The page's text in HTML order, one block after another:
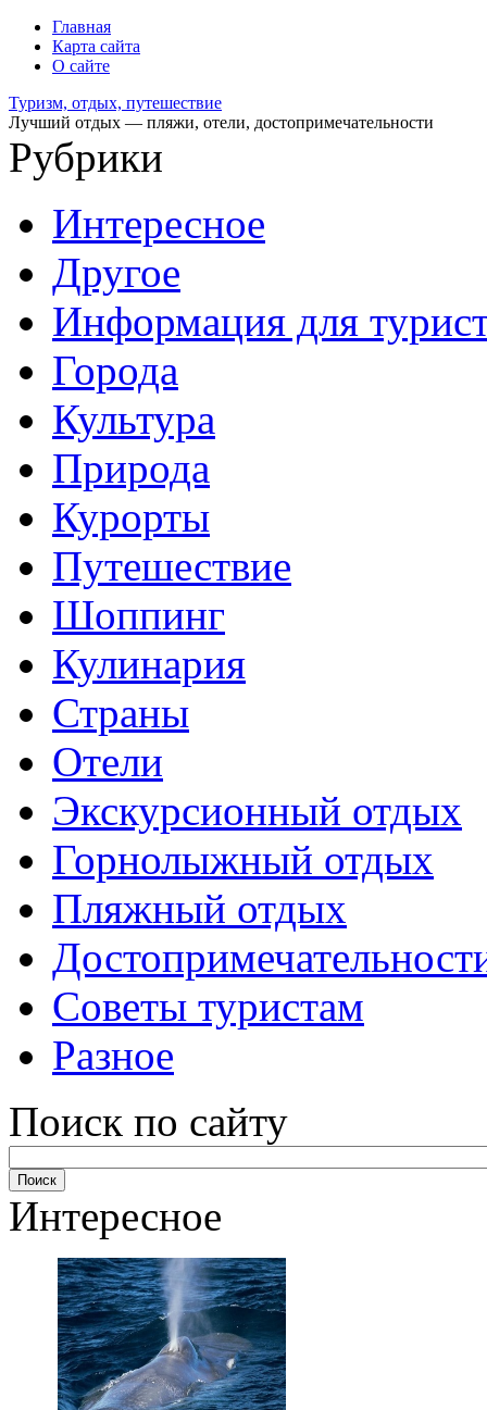
Главная
Карта сайта
О сайте
Туризм, отдых, путешествие
Лучший отдых — пляжи, отели, достопримечательности
Рубрики
Интересное
Другое
Информация для
Города
Культура
Природа
Курорты
Путешествие
Шоппинг
Кулинария
Страны
Отели
Экскурсионный отдых
Горнолыжный отдых
Пляжный отдых
Советы туристам
Разное
Поиск по сайту
Интересное